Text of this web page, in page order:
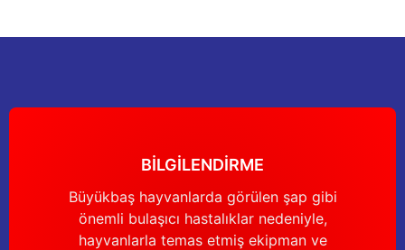
BİLGİLENDİRME
Büyükbaş hayvanlarda görülen şap gibi
önemli bulaşıcı hastalıklar nedeniyle,
hayvanlarla temas etmiş ekipman ve